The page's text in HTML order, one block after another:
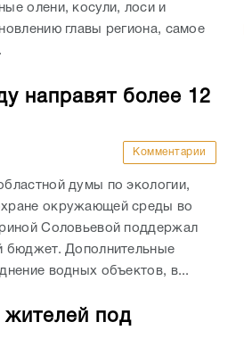
олени, косули, лоси и
главы региона, самое
направят более 12
Комментарии
думы по экологии,
окружающей среды во
Соловьевой поддержал
бюджет. Дополнительные
водных объектов, в...
жителей под